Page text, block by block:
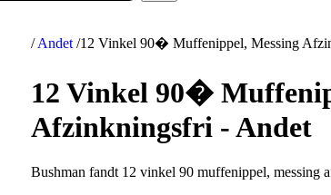
/ Andet /12 Vinkel 90� Muffenippel, Messing
12 Vinkel 90�
Afzinkningsfri - Andet
Bushman fandt 12 vinkel 90 muffenippel, messing